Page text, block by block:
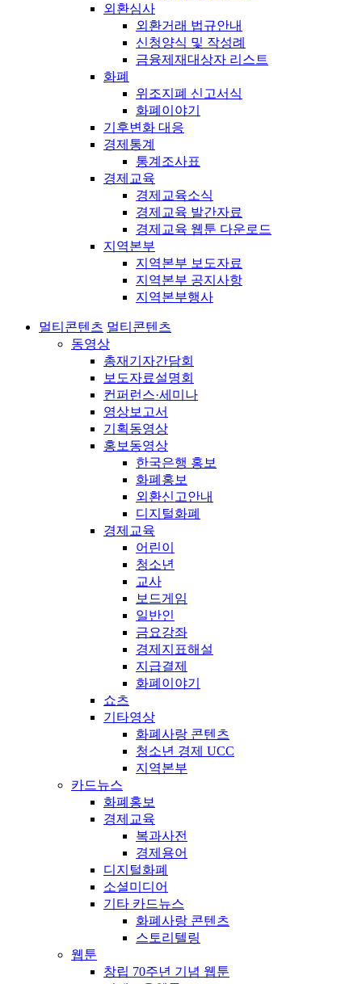
외환심사
외환거래 법규안내
신청양식 및 작성례
금융제재대상자 리스트
화폐
위조지폐 신고서식
화폐이야기
기후변화 대응
경제통계
통계조사표
경제교육
경제교육소식
경제교육 발간자료
경제교육 웹툰 다운로드
지역본부
지역본부 보도자료
지역본부 공지사항
지역본부행사
멀티콘텐츠 멀티콘텐츠
동영상
총재기자간담회
보도자료설명회
컨퍼런스·세미나
영상보고서
기획동영상
홍보동영상
한국은행 홍보
화폐홍보
외환신고안내
디지털화폐
경제교육
어린이
청소년
교사
보드게임
일반인
금요강좌
경제지표해설
지급결제
화폐이야기
쇼츠
기타영상
화폐사랑 콘텐츠
청소년 경제 UCC
지역본부
카드뉴스
화폐홍보
경제교육
복과사전
경제용어
디지털화폐
소셜미디어
기타 카드뉴스
화폐사랑 콘텐츠
스토리텔링
웹툰
창립 70주년 기념 웹툰